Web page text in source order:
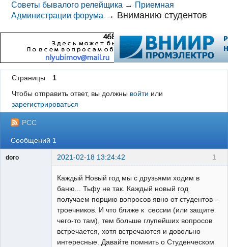
Советы бывалого релейщика → Приемная
Администрации форума → Вниманию студентов
Страницы
1
Чтобы отправить ответ, вы должны войти или
зарегистрироваться
РСС
Сообщений 1
1
doro 2021-02-18 13:24:42
Каждый Новый год мы с друзьями ходим в
баню... Тьфу не так. Каждый новый год
получаем порцию вопросов явно от студентов -
троечников. И что ближе к сессии (или защите
чего-то там), тем больше глупейших вопросов
встречается, хотя встречаются и довольно
интересные. Давайте помнить о Студенческом